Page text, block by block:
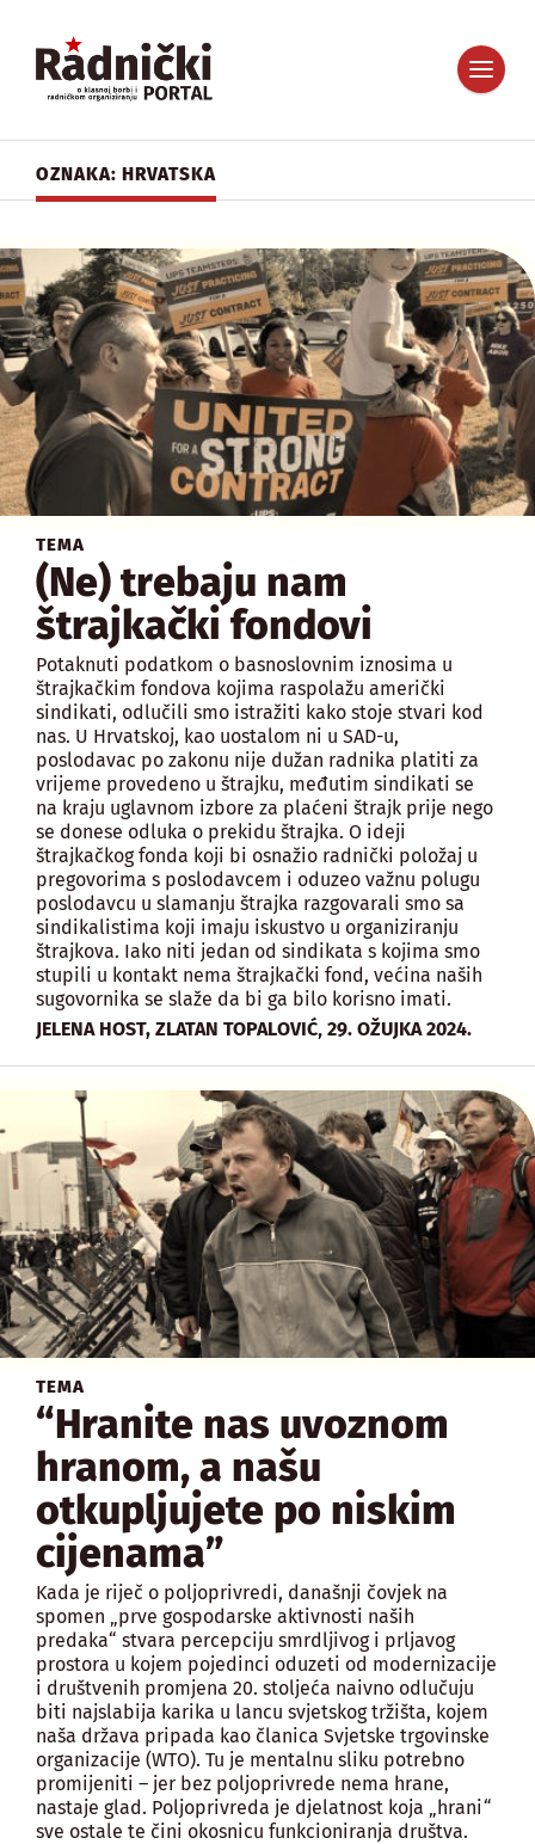
OZNAKA: HRVATSKA
TEMA
(Ne) trebaju nam
štrajkački fondovi
Potaknuti podatkom o basnoslovnim iznosima u
štrajkačkim fondova kojima raspolažu američki
sindikati, odlučili smo istražiti kako stoje stvari kod
nas. U Hrvatskoj, kao uostalom ni u SAD-u,
poslodavac po zakonu nije dužan radnika platiti za
vrijeme provedeno u štrajku, međutim sindikati se
na kraju uglavnom izbore za plaćeni štrajk prije nego
se donese odluka o prekidu štrajka. O ideji
štrajkačkog fonda koji bi osnažio radnički položaj u
pregovorima s poslodavcem i oduzeo važnu polugu
poslodavcu u slamanju štrajka razgovarali smo sa
sindikalistima koji imaju iskustvo u organiziranju
štrajkova. Iako niti jedan od sindikata s kojima smo
stupili u kontakt nema štrajkački fond, većina naših
sugovornika se slaže da bi ga bilo korisno imati.
JELENA HOST, ZLATAN TOPALOVIĆ, 29. OŽUJKA 2024.
TEMA
“Hranite nas uvoznom
hranom, a našu
otkupljujete po niskim
cijenama”
Kada je riječ o poljoprivredi, današnji čovjek na
spomen „prve gospodarske aktivnosti naših
predaka“ stvara percepciju smrdljivog i prljavog
prostora u kojem pojedinci oduzeti od modernizacije
i društvenih promjena 20. stoljeća naivno odlučuju
biti najslabija karika u lancu svjetskog tržišta, kojem
naša država pripada kao članica Svjetske trgovinske
organizacije (WTO). Tu je mentalnu sliku potrebno
promijeniti – jer bez poljoprivrede nema hrane,
nastaje glad. Poljoprivreda je djelatnost koja „hrani“
sve ostale te čini okosnicu funkcioniranja društva.